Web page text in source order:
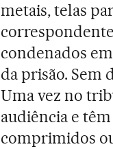
metais, telas
condenados
da prisão. Sem
Uma vez no
audiência e
comprimidos